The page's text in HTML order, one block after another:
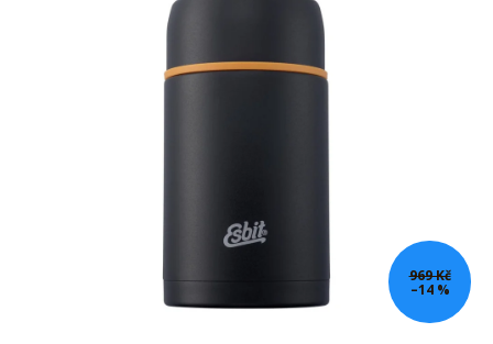
969 Kč
–14 %